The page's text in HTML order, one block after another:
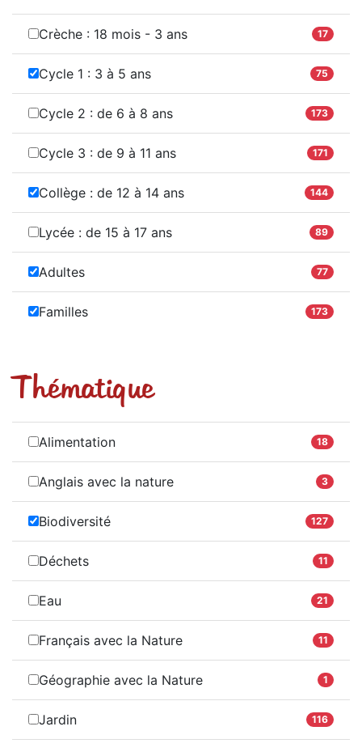
Crèche : 18 mois - 3 ans 17
Cycle 1 : 3 à 5 ans 75
Cycle 2 : de 6 à 8 ans 173
Cycle 3 : de 9 à 11 ans 171
Collège : de 12 à 14 ans 144
Lycée : de 15 à 17 ans 89
Adultes 77
Familles 173
Thématique
Alimentation 18
Anglais avec la nature 3
Biodiversité 127
Déchets 11
Eau 21
Français avec la Nature 11
Géographie avec la Nature 1
Jardin 116